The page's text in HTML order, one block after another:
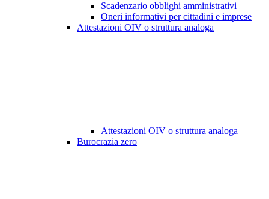
Scadenzario obblighi amministrativi
Oneri informativi per cittadini e imprese
Attestazioni OIV o struttura analoga
Attestazioni OIV o struttura analoga
Burocrazia zero